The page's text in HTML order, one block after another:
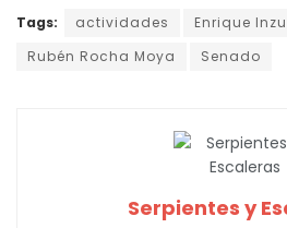
Tags: actividades Enrique
Rubén Rocha Moya
Senado
Serpientes y